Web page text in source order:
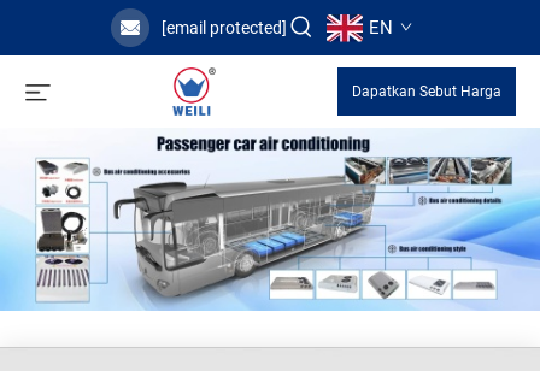
[email protected] EN
Dapatkan Sebut Harga